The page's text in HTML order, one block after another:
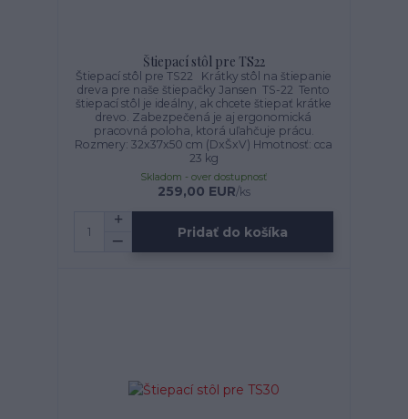
Štiepací stôl pre TS22
Štiepací stôl pre TS22 Krátky stôl na štiepanie
dreva pre naše štiepačky Jansen TS-22 Tento
štiepací stôl je ideálny, ak chcete štiepať krátke
drevo. Zabezpečená je aj ergonomická
pracovná poloha, ktorá uľahčuje prácu.
Rozmery: 32x37x50 cm (DxŠxV) Hmotnosť: cca
23 kg
259,00 EUR/ks
Skladom - over dostupnosť
Pridať do košíka